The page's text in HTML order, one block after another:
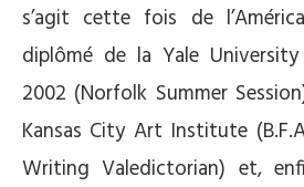
s’agit cette fois de
diplômé de la Yale
2002 (Norfolk Summer
Kansas City Art Institute
Writing Valedictorian) et,